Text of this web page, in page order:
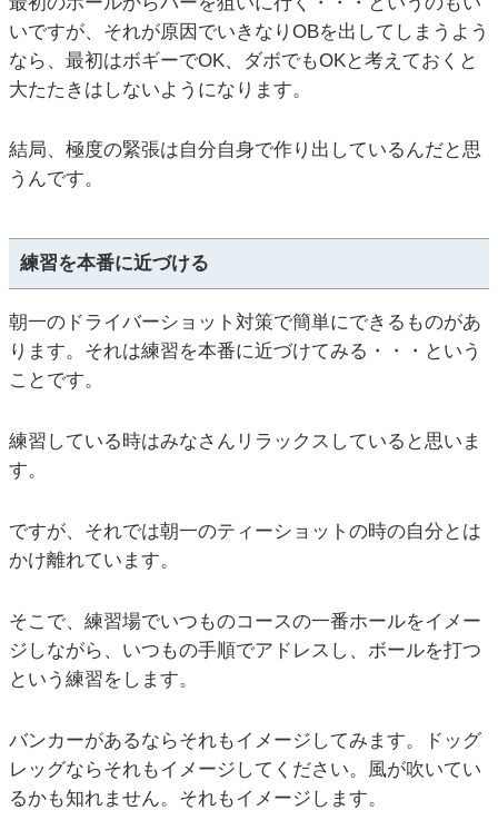
いですが、それが原因でいきなりOBを出してしまうよう
なら、最初はボギーでOK、ダボでもOKと考えておくと
大たたきはしないようになります。
結局、極度の緊張は自分自身で作り出しているんだと思
うんです。
練習を本番に近づける
朝一のドライバーショット対策で簡単にできるものがあ
ります。それは練習を本番に近づけてみる・・・という
ことです。
練習している時はみなさんリラックスしていると思いま
す。
ですが、それでは朝一のティーショットの時の自分とは
かけ離れています。
そこで、練習場でいつものコースの一番ホールをイメー
ジしながら、いつもの手順でアドレスし、ボールを打つ
という練習をします。
バンカーがあるならそれもイメージしてみます。ドッグ
レッグならそれもイメージしてください。風が吹いてい
るかも知れません。それもイメージします。